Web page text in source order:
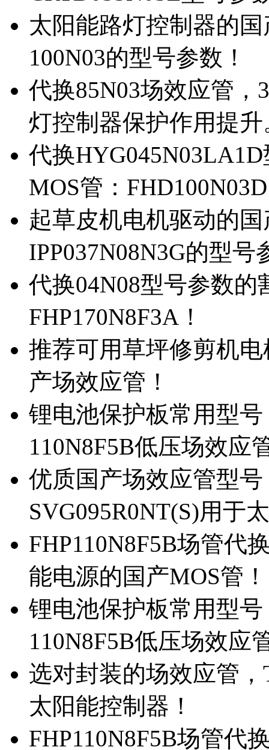
太阳能路灯控制器的
100N03的型号参数！
代换85N03场效应管
灯控制器保护作用提升
代换
MOS管：
起草皮机电机驱动的
IPP037N08N3G的型号
代换04N08型号参数
FHP170N8F3A！
推荐可用草坪修剪机电
产场效应管！
锂电池保护板常用型号
110N8F5B低压场效应
优质国产场效应管型
SVG095R0NT(S)用于
FHP110N8F5B场管代
能电源的国产MOS管！
锂电池保护板常用型
110N8F5B低压场效应
选对封装的场效应管
太阳能控制器！
FHP110N8F5B场管代